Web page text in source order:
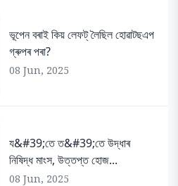
ভূপেন বৰাই কিয় লেফট্ লৈছিল হোৱাটছএপ
গ্ৰুপৰ পৰা?
08 Jun, 2025
য&#39;তে ত&#39;তে উদ্ধাৰ
নিষিদ্ধ মাংস, উত্তপ্ত হোজ...
08 Jun, 2025